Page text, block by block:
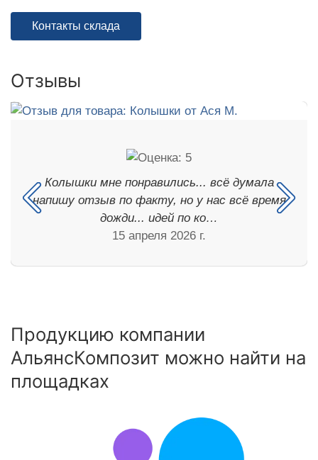
Контакты склада
Отзывы
Колышки мне понравились... всё думала
напишу отзыв по факту, но у нас всё время
дожди... идей по ко…
15 апреля 2026 г.
Продукцию компании
АльянсКомпозит можно найти на
площадках